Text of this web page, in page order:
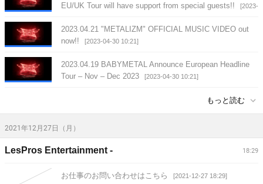
EU/UK Tour will have support from special guests!!
[2023-
2023.04.21 "METALIZM" OFFICIAL MUSIC VIDEO out
now!!
[2023-04-30 10:21]
2023.04.19 BABYMETAL Announce European Headline
Tour – Nov – Dec 2023
[2023-04-30 10:21]
もっと読む
2021年12月27日（月）
18:29
LesPros Entertainment -
お仕事のお問い合わせはこちら [2021-12-27 18:29]